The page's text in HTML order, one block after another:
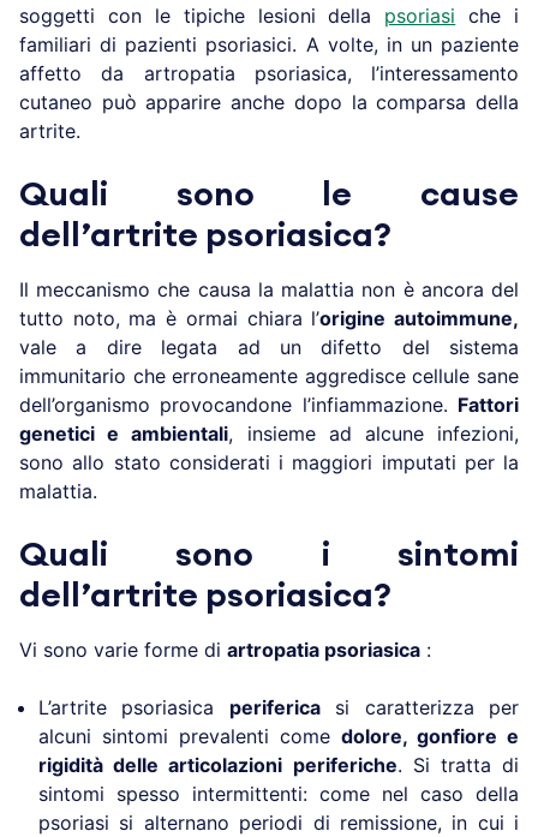
soggetti con le tipiche lesioni della psoriasi che i
familiari di pazienti psoriasici. A volte, in un paziente
affetto da artropatia psoriasica, l’interessamento
cutaneo può apparire anche dopo la comparsa della
artrite.
Quali sono le cause
dell’artrite psoriasica?
Il meccanismo che causa la malattia non è ancora del
tutto noto, ma è ormai chiara l’origine autoimmune,
vale a dire legata ad un difetto del sistema
immunitario che erroneamente aggredisce cellule sane
dell’organismo provocandone l’infiammazione. Fattori
genetici e ambientali, insieme ad alcune infezioni,
sono allo stato considerati i maggiori imputati per la
malattia.
Quali sono i sintomi
dell’artrite psoriasica?
Vi sono varie forme di artropatia psoriasica :
L’artrite psoriasica perifericasi caratterizza per
alcuni sintomi prevalenti come dolore, gonfiore e
rigidità delle articolazioni periferiche. Si tratta di
sintomi spesso intermittenti: come nel caso della
psoriasi si alternano periodi di remissione, in cui i